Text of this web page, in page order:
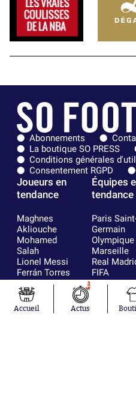
Abonnements
La boutique SO PRESS
Conditions générales
Consentement RGPD
Joueurs en
tendance
Maghnes
Akliouche
Mohamed
Salah
Lionel Messi
Ferrán Torres
Kilian Corredor
Franco
Mastantuono
Orel Mangala
Équipes
tendance
Paris
Germain
Olympique
Marseille
Real
FIFA
Olympique
AS
FC
Accueil
1
Actus